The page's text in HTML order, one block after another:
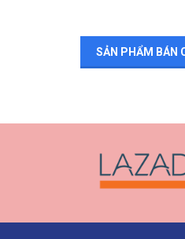
SẢN PHẨM BÁN